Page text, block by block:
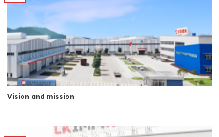
Vision and mission